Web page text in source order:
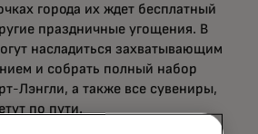
города их ждет бесплатный
праздничные угощения. В
насладиться захватывающим
и собрать полный набор
Лэнгли, а также все сувениры,
по пути.